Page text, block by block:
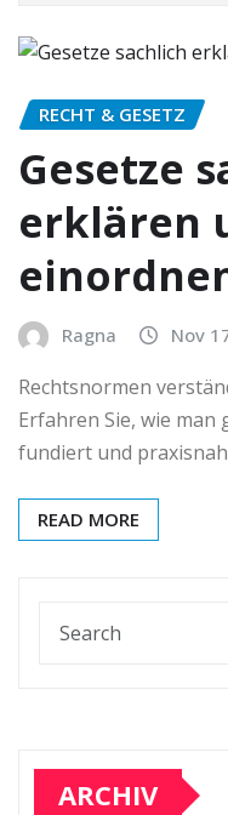
RECHT & GESETZ
Gesetze
erklären
Ragna Nov
Rechtsnormen
Erfahren Sie, wie man
fundiert und
READ MORE
ARCHIV